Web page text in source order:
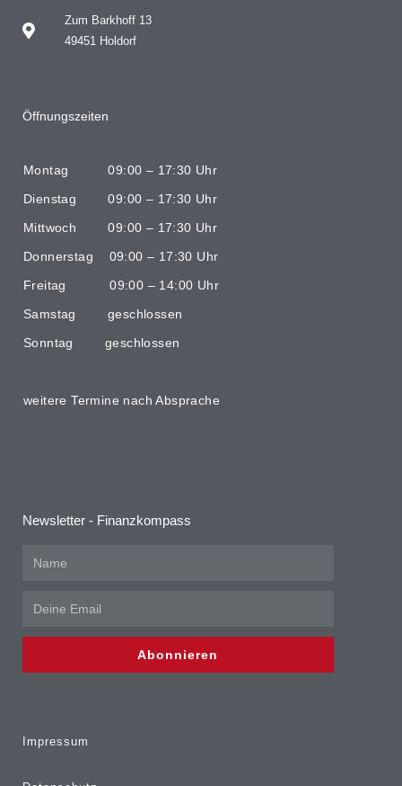
Zum Barkhoff 13
49451 Holdorf
Öffnungszeiten
Montag 09:00 – 17:30 Uhr
Dienstag 09:00 – 17:30 Uhr
Mittwoch 09:00 – 17:30 Uhr
Donnerstag 09:00 – 17:30 Uhr
Freitag 09:00 – 14:00 Uhr
Samstag geschlossen
Sonntag geschlossen
weitere Termine nach Absprache
Newsletter - Finanzkompass
Abonnieren
Impressum